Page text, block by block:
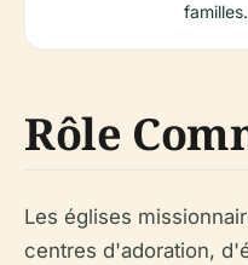
familles.
Rôle
Les églises
centres d'adoration,